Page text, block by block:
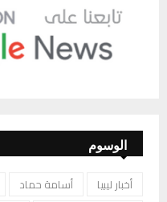
الوسوم
أخبار ليبيا أسامة حماد